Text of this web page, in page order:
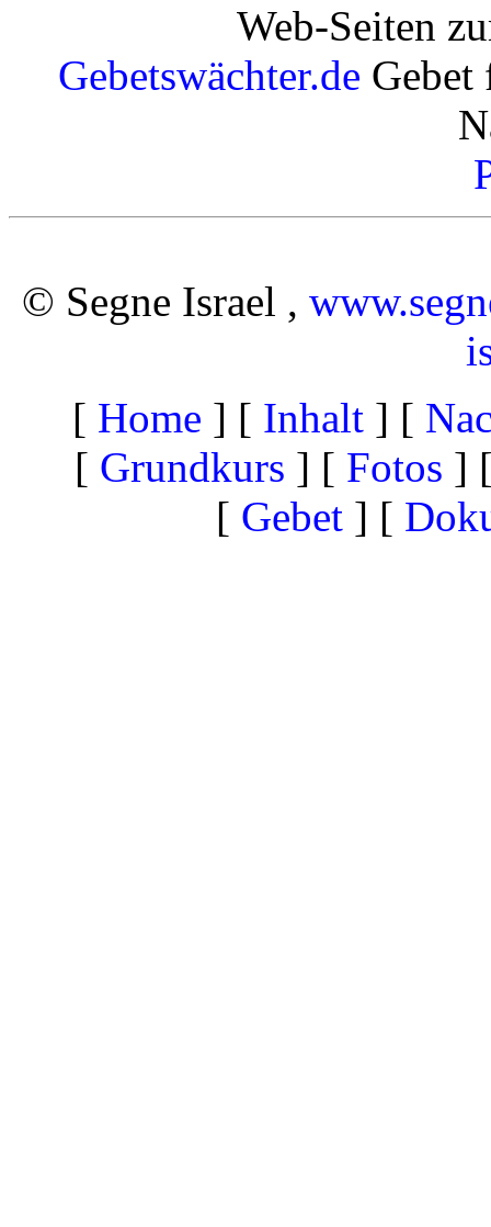
Web-Seiten
Gebetswächter.de Gebet
© Segne Israel ,
[ Home ] [ Inhalt] [
[ Grundkurs ] [ Fotos ]
[ Gebet] [